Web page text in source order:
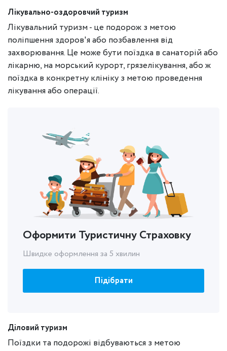
Лікувально-оздоровчий туризм
Лікувальний туризм - це подорож з метою
поліпшення здоров'я або позбавлення від
захворювання. Це може бути поїздка в санаторій або
лікарню, на морський курорт, грязелікування, або ж
поїздка в конкретну клініку з метою проведення
лікування або операції.
Оформити Туристичну Страховку
Швидке оформлення за 5 хвилин
Підібрати
Діловий туризм
Поїздки та подорожі відбуваються з метою